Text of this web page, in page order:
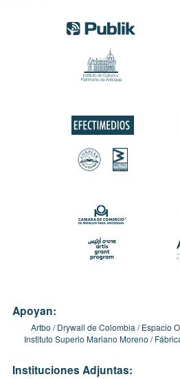
Apoyan:
Artbo Drywall de Colombia Espacio
Instituto Superio Mariano Moreno
Instituciones Adjuntas: